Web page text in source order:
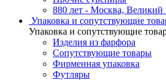
880 лет - Москва, Великий
Упаковка и сопутствующие
Упаковка и сопутствующие
Изделия из фарфора
Сопутствующие товары
Фирменная упаковка
Футляры